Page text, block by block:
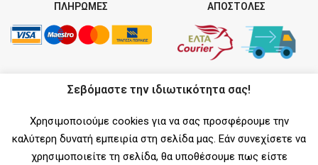
ΠΛΗΡΩΜΕΣ ΑΠΟΣΤΟΛΕΣ
ΣΥΝΕΡΓΑΤΗΣ
SOCIAL MEDIA
Σεβόμαστε την ιδιωτικότητα σας!
Χρησιμοποιούμε cookies για να σας προσφέρουμε την
καλύτερη δυνατή εμπειρία στη σελίδα μας. Εάν συνεχίσετε να
χρησιμοποιείτε τη σελίδα, θα υποθέσουμε πως είστε